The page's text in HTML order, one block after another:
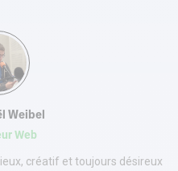
Weibel
Web
créatif et toujours désireux